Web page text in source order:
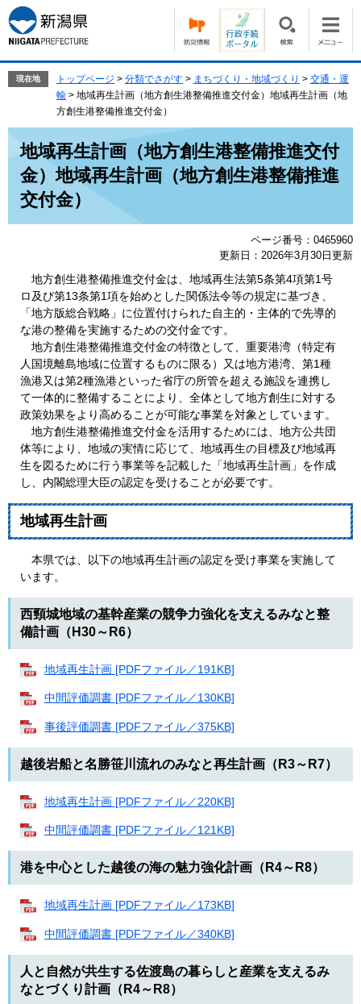
ー
ジ
の
す。
ニ
ュ
ー
し
現在地 トップページ > 分類でさがす > まちづくり・地域づくり > 交通・運
輸 > 地域再生計画（地方創生港整備推進交付金）地域再生計画（地
方創生港整備推進交付金）
地域再生計画（地方創生港整備推進交付
金）地域再生計画（地方創生港整備推進
交付金）
ページ番号：0465960
更新日：2026年3月30日更新
地方創生港整備推進交付金は、地域再生法第5条第4項第1号
ロ及び第13条第1項を始めとした関係法令等の規定に基づき、
「地方版総合戦略」に位置付けられた自主的・主体的で先導的
な港の整備を実施するための交付金です。
地方創生港整備推進交付金の特徴として、重要港湾（特定有
人国境離島地域に位置するものに限る）又は地方港湾、第1種
漁港又は第2種漁港といった省庁の所管を超える施設を連携し
て一体的に整備することにより、全体として地方創生に対する
政策効果をより高めることが可能な事業を対象としています。
地方創生港整備推進交付金を活用するためには、地方公共団
体等により、地域の実情に応じて、地域再生の目標及び地域再
生を図るために行う事業等を記載した「地域再生計画」を作成
し、内閣総理大臣の認定を受けることが必要です。
地域再生計画
本県では、以下の地域再生計画の認定を受け事業を実施して
います。
西頸城地域の基幹産業の競争力強化を支えるみなと整
備計画（H30～R6）
地域再生計画 [PDFファイル／191KB]
中間評価調書 [PDFファイル／130KB]
事後評価調書 [PDFファイル／375KB]
越後岩船と名勝笹川流れのみなと再生計画（R3～R7）
地域再生計画 [PDFファイル／220KB]
中間評価調書 [PDFファイル／121KB]
港を中心とした越後の海の魅力強化計画（R4～R8）
地域再生計画 [PDFファイル／173KB]
中間評価調書 [PDFファイル／340KB]
人と自然が共生する佐渡島の暮らしと産業を支えるみ
なとづくり計画（R4～R8）